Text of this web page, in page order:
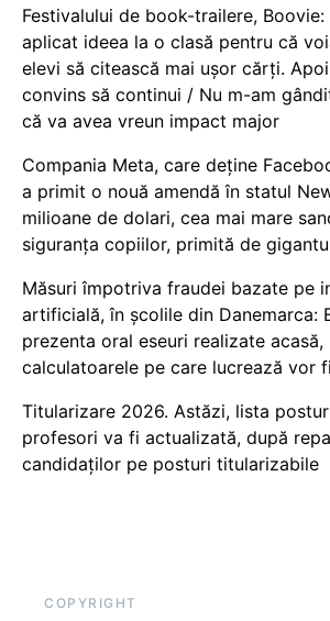
Festivalului de book-trailere, Boovie:
aplicat ideea la o clasă pentru că
elevi să citească mai ușor cărți.
convins să continui / Nu m-am
că va avea vreun impact major
Compania Meta, care deține
a primit o nouă amendă în statul
milioane de dolari, cea mai mare
siguranța copiilor, primită de
Măsuri împotriva fraudei bazate pe
artificială, în școlile din Danemarca:
prezenta oral eseuri realizate acasă,
calculatoarele pe care lucrează vor
Titularizare 2026. Astăzi, lista
profesori va fi actualizată, după
candidaților pe posturi titularizabile
COPYRIGHT